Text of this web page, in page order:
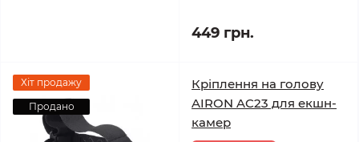
449 грн.
Хіт продажу
Продано
Кріплення на голову
AIRON AC23 для екшн-
камер